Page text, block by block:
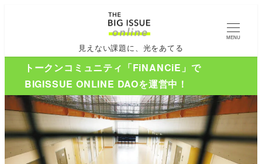
見えない課題に、光をあてる
MENU
トークンコミュニティ「FiNANCiE」で
BIGISSUE ONLINE DAOを運営中！